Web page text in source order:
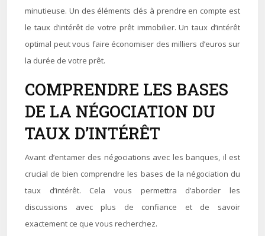
minutieuse. Un des éléments clés à prendre en compte est
le taux d’intérêt de votre prêt immobilier. Un taux d’intérêt
optimal peut vous faire économiser des milliers d’euros sur
la durée de votre prêt.
COMPRENDRE LES BASES
DE LA NÉGOCIATION DU
TAUX D’INTÉRÊT
Avant d’entamer des négociations avec les banques, il est
crucial de bien comprendre les bases de la négociation du
taux d’intérêt. Cela vous permettra d’aborder les
discussions avec plus de confiance et de savoir
exactement ce que vous recherchez.